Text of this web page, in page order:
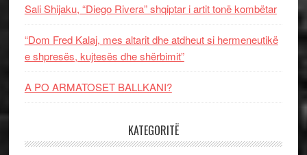
Sali Shijaku, “Diego Rivera” shqiptar i artit tonë kombëtar
“Dom Fred Kalaj, mes altarit dhe atdheut si hermeneutikë
e shpresës, kujtesës dhe shërbimit”
A PO ARMATOSET BALLKANI?
KATEGORITË